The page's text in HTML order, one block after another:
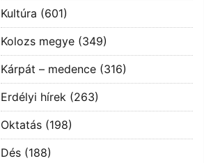
Kultúra (601)
Kolozs megye (349)
Kárpát – medence (316)
Erdélyi hírek (263)
Oktatás (198)
Dés (188)